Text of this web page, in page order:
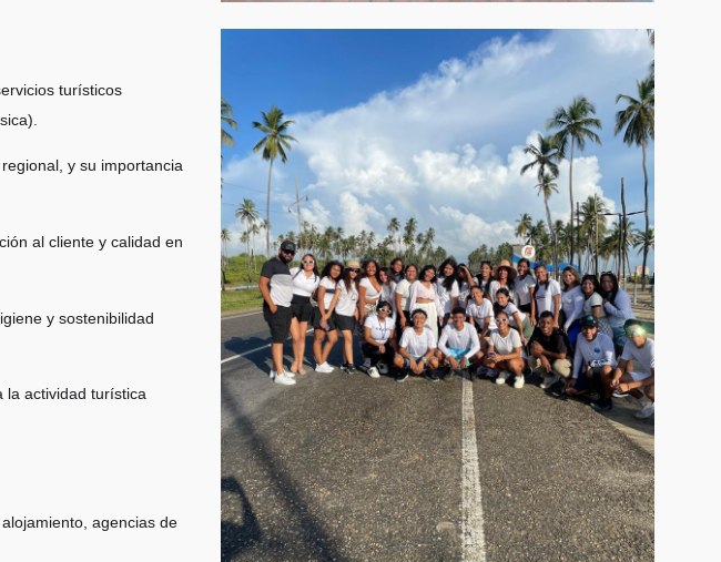
turísticos
y su importancia
al cliente y calidad en
y sostenibilidad
la actividad turística
agencias de